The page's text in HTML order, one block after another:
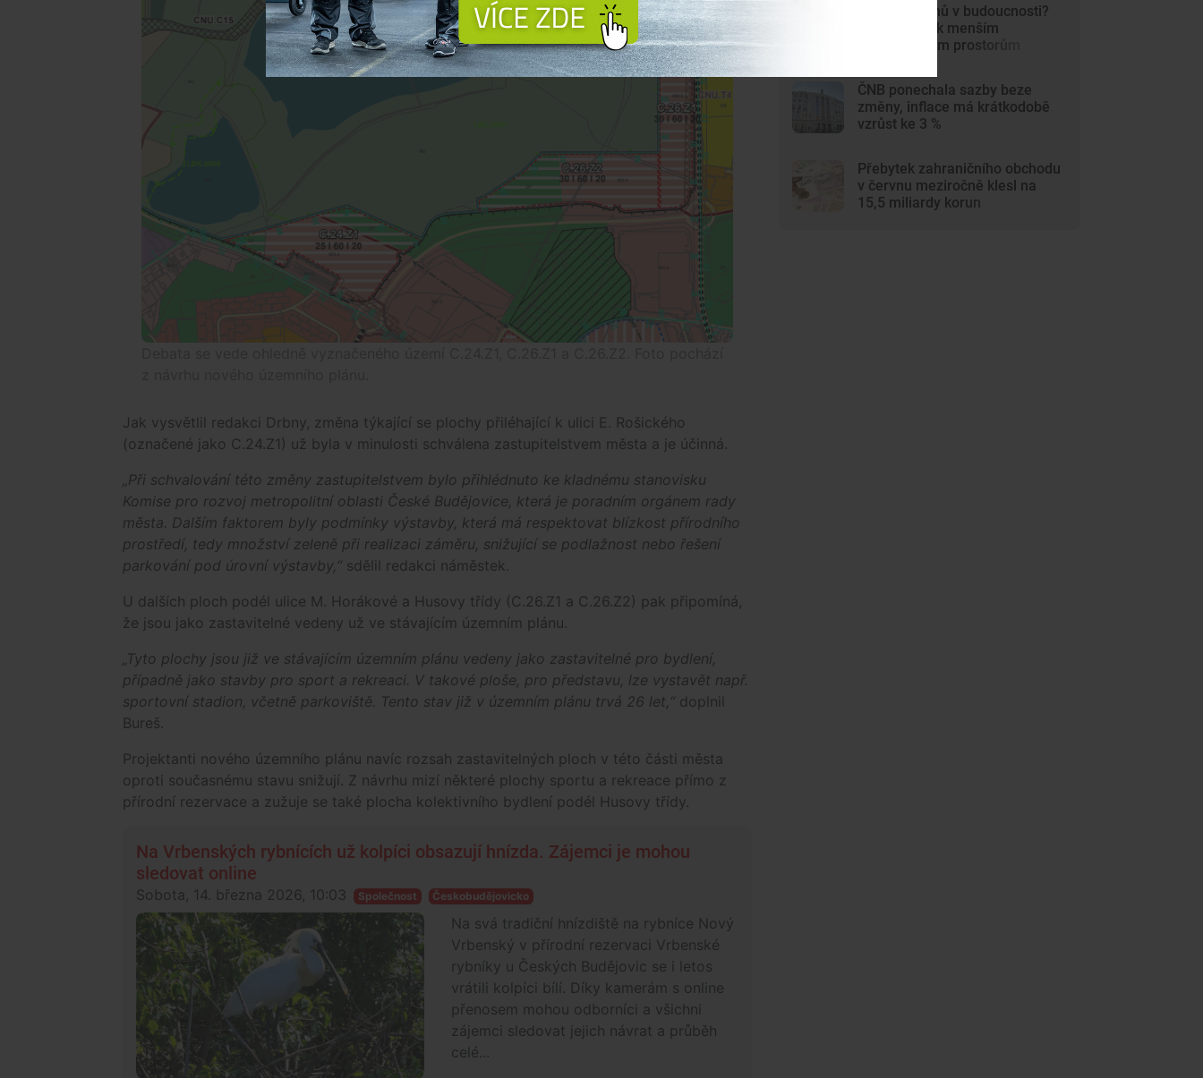
Jak vysvětlil redakci Drbny, změna týkající se plochy přiléhající k ulici E. Rošického
(označené jako C.24.Z1) už byla v minulosti schválena zastupitelstvem města a je účinná.
„Při schvalování této změny zastupitelstvem bylo přihlédnuto ke kladnému stanovisku
Komise pro rozvoj metropolitní oblasti České Budějovice, která je poradním orgánem rady
města. Dalším faktorem byly podmínky výstavby, která má respektovat blízkost přírodního
prostředí, tedy množství zeleně při realizaci záměru, snižující se podlažnost nebo řešení
parkování pod úrovní výstavby,“ sdělil redakci náměstek.
U dalších ploch podél ulice M. Horákové a Husovy třídy (C.26.Z1 a C.26.Z2) pak připomíná,
že jsou jako zastavitelné vedeny už ve stávajícím územním plánu.
„Tyto plochy jsou již ve stávajícím územním plánu vedeny jako zastavitelné pro bydlení,
případně jako stavby pro sport a rekreaci. V takové ploše, pro představu, lze vystavět např.
sportovní stadion, včetně parkoviště. Tento stav již v územním plánu trvá 26 let,“ doplnil
Bureš.
Projektanti nového územního plánu navíc rozsah zastavitelných ploch v této části města
oproti současnému stavu snižují. Z návrhu mizí některé plochy sportu a rekreace přímo z
přírodní rezervace a zužuje se také plocha kolektivního bydlení podél Husovy třídy.
Na Vrbenských rybnících už kolpíci obsazují hnízda. Zájemci je mohou
sledovat online
Sobota, 14. března 2026, 10:03 Společnost Českobudějovicko
Na svá tradiční hnízdiště na rybníce Nový
Vrbenský v přírodní rezervaci Vrbenské
rybníky u Českých Budějovic se i letos
vrátili kolpíci bílí. Díky kamerám s online
přenosem mohou odborníci a všichni
zájemci sledovat jejich návrat a průběh
celé...
Bydlení Čechů v budoucnosti?
Směřujeme k menším
multifunkčním prostorům
ČNB ponechala sazby beze
změny, inflace má krátkodobě
vzrůst ke 3 %
Přebytek zahraničního obchodu
v červnu meziročně klesl na
15,5 miliardy korun